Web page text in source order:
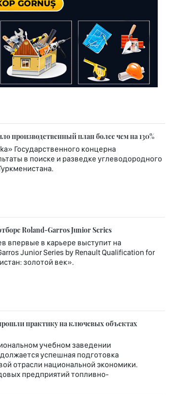
производственный план более чем на 130%
Государственного концерна
в поиске и разведке углеводородного
Roland-Garros Junior Series
впервые в карьере выступит на
Junior Series by Renault Qualification for
золотой век».
практику на ключевых объектах
учебном заведении
успешная подготовка
отрасли национальной экономики.
предприятий топливно-